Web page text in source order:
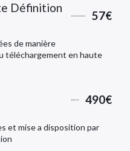
Définition
57€
de manière
téléchargement en haute
490€
et mise a disposition par